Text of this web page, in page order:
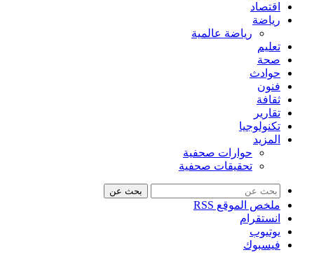
اقتصاد
رياضة
رياضة عالمية
تعليم
صحة
حوادث
فنون
ثقافة
تقارير
تكنولوجيا
المزيد
حوارات صحفية
تحقيقات صحفية
بحث عن
ملخص الموقع RSS
انستقرام
يوتيوب
فيسبوك